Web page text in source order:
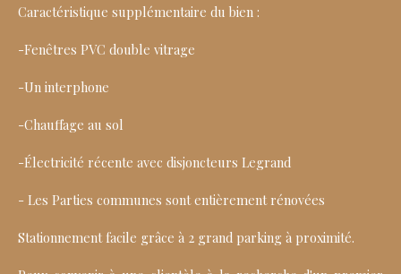
Caractéristique supplémentaire du bien :
-Fenêtres PVC double vitrage
-Un interphone
-Chauffage au sol
-Électricité récente avec disjoncteurs Legrand
- Les Parties communes sont entièrement rénovées
Stationnement facile grâce à 2 grand parking à proximité.